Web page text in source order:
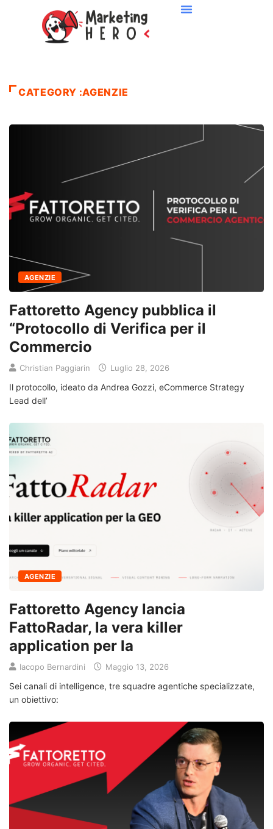
CATEGORY :AGENZIE
AGENZIE
Fattoretto Agency pubblica il
“Protocollo di Verifica per il
Commercio
Christian Paggiarin Luglio 28, 2026
Il protocollo, ideato da Andrea Gozzi, eCommerce Strategy
Lead dell’
AGENZIE
Fattoretto Agency lancia
FattoRadar, la vera killer
application per la
Iacopo Bernardini Maggio 13, 2026
Sei canali di intelligence, tre squadre agentiche specializzate,
un obiettivo: